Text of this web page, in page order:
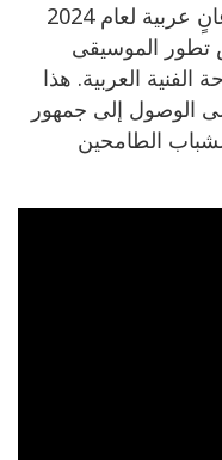
يُعد دخول “لبنج” قائمة أفضل 10 أغانٍ عربية لعام 2024
تطور الموسيقى
العربية. هذا
الوصول إلى جمهور
الطامحين